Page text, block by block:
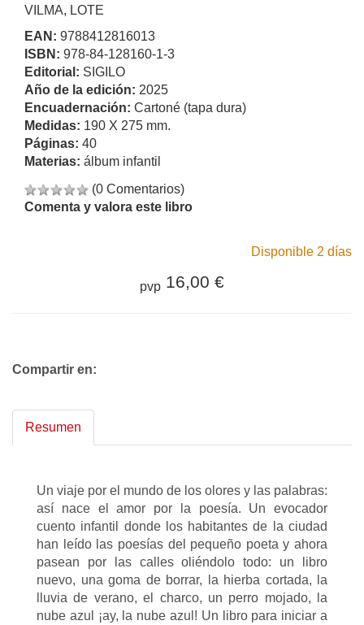
VILMA, LOTE
EAN: 9788412816013
ISBN: 978-84-128160-1-3
Editorial: SIGILO
Año de la edición: 2025
Encuadernación: Cartoné (tapa dura)
Medidas: 190 X 275 mm.
Páginas: 40
Materias: álbum infantil
(0 Comentarios)
Comenta y valora este libro
Disponible 2 días
pvp 16,00 €
Compartir en:
Resumen
Un viaje por el mundo de los olores y las palabras:
así nace el amor por la poesía. Un evocador
cuento infantil donde los habitantes de la ciudad
han leído las poesías del pequeño poeta y ahora
pasean por las calles oliéndolo todo: un libro
nuevo, una goma de borrar, la hierba cortada, la
lluvia de verano, el charco, un perro mojado, la
nube azul ¡ay, la nube azul! Un libro para iniciar a